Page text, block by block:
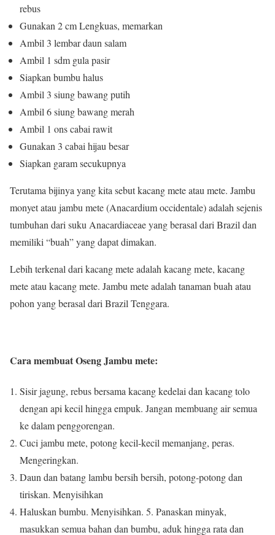
rebus
Gunakan 2 cm Lengkuas, memarkan
Ambil 3 lembar daun salam
Ambil 1 sdm gula pasir
Siapkan bumbu halus
Ambil 3 siung bawang putih
Ambil 6 siung bawang merah
Ambil 1 ons cabai rawit
Gunakan 3 cabai hijau besar
Siapkan garam secukupnya
Terutama bijinya yang kita sebut kacang mete atau mete. Jambu
monyet atau jambu mete (Anacardium occidentale) adalah sejenis
tumbuhan dari suku Anacardiaceae yang berasal dari Brazil dan
memiliki “buah” yang dapat dimakan.
Lebih terkenal dari kacang mete adalah kacang mete, kacang
mete atau kacang mete. Jambu mete adalah tanaman buah atau
pohon yang berasal dari Brazil Tenggara.
Cara membuat Oseng Jambu mete:
Sisir jagung, rebus bersama kacang kedelai dan kacang tolo
dengan api kecil hingga empuk. Jangan membuang air semua
ke dalam penggorengan.
Cuci jambu mete, potong kecil-kecil memanjang, peras.
Mengeringkan.
Daun dan batang lambu bersih bersih, potong-potong dan
tiriskan. Menyisihkan
Haluskan bumbu. Menyisihkan. 5. Panaskan minyak,
masukkan semua bahan dan bumbu, aduk hingga rata dan